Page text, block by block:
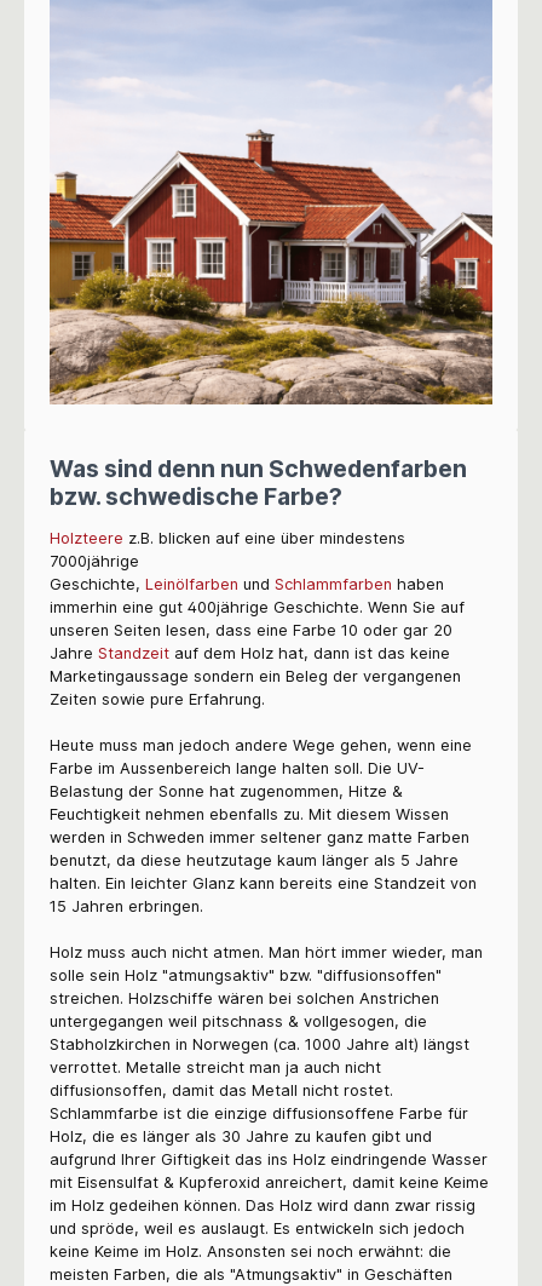
Was sind denn nun Schwedenfarben
bzw. schwedische Farbe?
Holzteere z.B. blicken auf eine über mindestens
7000jährige
Geschichte, Leinölfarben und Schlammfarben haben
immerhin eine gut 400jährige Geschichte. Wenn Sie auf
unseren Seiten lesen, dass eine Farbe 10 oder gar 20
Jahre Standzeit auf dem Holz hat, dann ist das keine
Marketingaussage sondern ein Beleg der vergangenen
Zeiten sowie pure Erfahrung.
Heute muss man jedoch andere Wege gehen, wenn eine
Farbe im Aussenbereich lange halten soll. Die UV-
Belastung der Sonne hat zugenommen, Hitze &
Feuchtigkeit nehmen ebenfalls zu. Mit diesem Wissen
werden in Schweden immer seltener ganz matte Farben
benutzt, da diese heutzutage kaum länger als 5 Jahre
halten. Ein leichter Glanz kann bereits eine Standzeit von
15 Jahren erbringen.
Holz muss auch nicht atmen. Man hört immer wieder, man
solle sein Holz "atmungsaktiv" bzw. "diffusionsoffen"
streichen. Holzschiffe wären bei solchen Anstrichen
untergegangen weil pitschnass & vollgesogen, die
Stabholzkirchen in Norwegen (ca. 1000 Jahre alt) längst
verrottet. Metalle streicht man ja auch nicht
diffusionsoffen, damit das Metall nicht rostet.
Schlammfarbe ist die einzige diffusionsoffene Farbe für
Holz, die es länger als 30 Jahre zu kaufen gibt und
aufgrund Ihrer Giftigkeit das ins Holz eindringende Wasser
mit Eisensulfat & Kupferoxid anreichert, damit keine Keime
im Holz gedeihen können. Das Holz wird dann zwar rissig
und spröde, weil es auslaugt. Es entwickeln sich jedoch
keine Keime im Holz. Ansonsten sei noch erwähnt: die
meisten Farben, die als "Atmungsaktiv" in Geschäften